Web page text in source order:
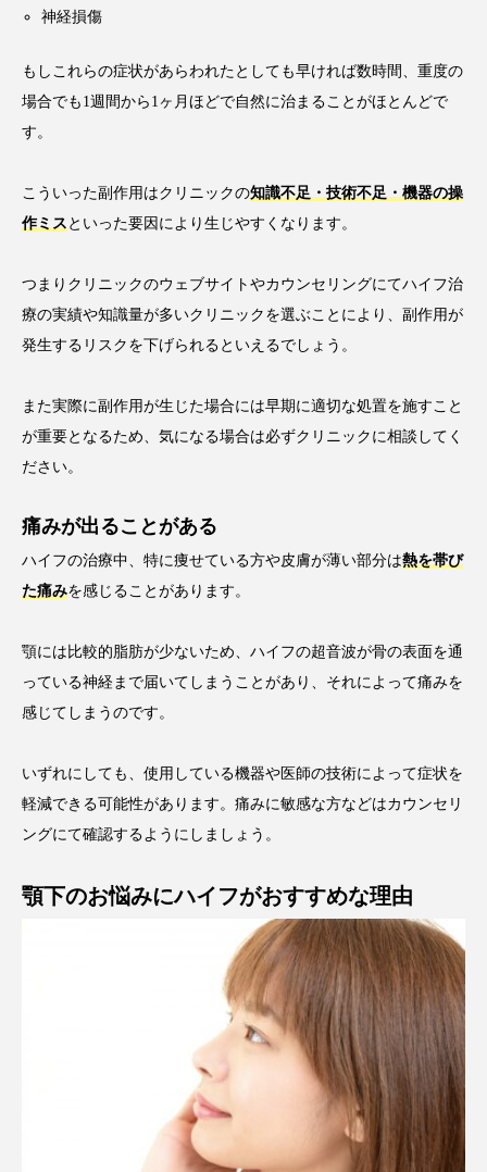
神経損傷
もしこれらの症状があらわれたとしても早ければ数時間、重度の
場合でも1週間から1ヶ月ほどで自然に治まることがほとんどで
す。
こういった副作用はクリニックの知識不足・技術不足・機器の操
作ミスといった要因により生じやすくなります。
つまりクリニックのウェブサイトやカウンセリングにてハイフ治
療の実績や知識量が多いクリニックを選ぶことにより、副作用が
発生するリスクを下げられるといえるでしょう。
また実際に副作用が生じた場合には早期に適切な処置を施すこと
が重要となるため、気になる場合は必ずクリニックに相談してく
ださい。
痛みが出ることがある
ハイフの治療中、特に痩せている方や皮膚が薄い部分は熱を帯び
た痛みを感じることがあります。
顎には比較的脂肪が少ないため、ハイフの超音波が骨の表面を通
っている神経まで届いてしまうことがあり、それによって痛みを
感じてしまうのです。
いずれにしても、使用している機器や医師の技術によって症状を
軽減できる可能性があります。痛みに敏感な方などはカウンセリ
ングにて確認するようにしましょう。
顎下のお悩みにハイフがおすすめな理由